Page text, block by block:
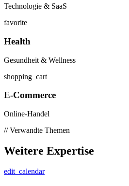
Technologie & SaaS
favorite
Health
Gesundheit & Wellness
shopping_cart
E-Commerce
Online-Handel
// Verwandte Themen
Weitere Expertise
edit_calendar